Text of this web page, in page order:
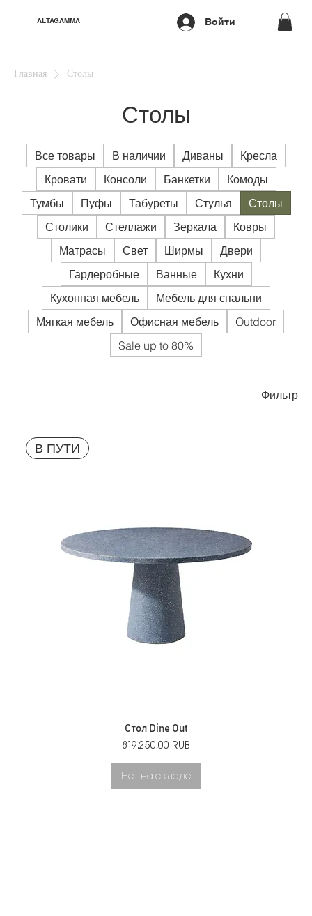
ALTAGAMMA Войти
Главная Столы
Столы
Все товары В наличии Диваны
Кресла
Кровати
Консоли Банкетки
Комоды
Тумбы
Пуфы Табуреты Стулья
Столы
Столики
Стеллажи Зеркала
Ковры
Матрасы
Свет Ширмы
Двери
Гардеробные
Ванные
Кухни
Кухонная мебель
Мебель для спальни
Мягкая мебель
Офисная мебель
Outdoor
Sale up to 80%
Фильтр
В ПУТИ
Стол Dine Out
Цена
819.250,00 RUB
Нет на складе